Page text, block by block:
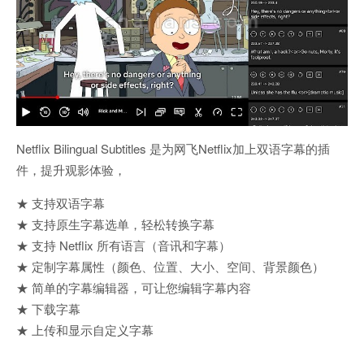
Netflix Bilingual Subtitles 是为网飞Netflix加上双语字幕的插
件，提升观影体验，
★ 支持双语字幕
★ 支持原生字幕选单，轻松转换字幕
★ 支持 Netflix 所有语言（音讯和字幕）
★ 定制字幕属性（颜色、位置、大小、空间、背景颜色）
★ 简单的字幕编辑器，可让您编辑字幕内容
★ 下载字幕
★ 上传和显示自定义字幕